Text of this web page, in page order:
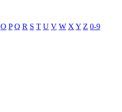
O P Q R S T U V W X Y Z 0-9